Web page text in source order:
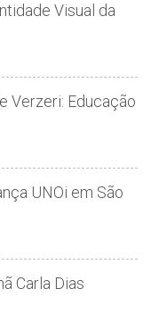
Visual da
Verzeri: Educação
UNOi em São
Carla Dias